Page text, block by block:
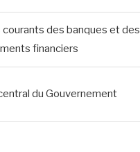
des banques et des
financiers
du Gouvernement